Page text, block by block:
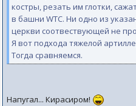
костры, резать им глотки,
в башни WTC. Ни одно из
церкви соотвествующей не
Я вот подхода тяжелой
Тогда сравняемся.
Напугал... Кирасиром!